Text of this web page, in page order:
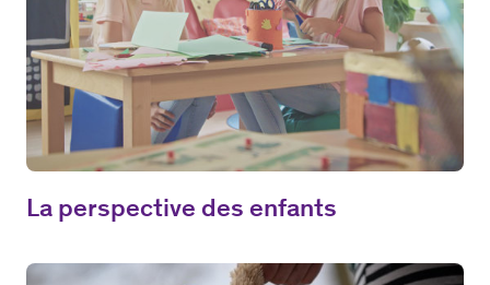
La perspective des enfants